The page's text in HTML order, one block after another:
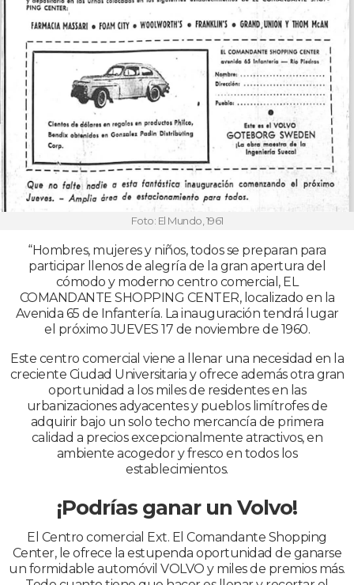
Foto: El Mundo, 1961
“Hombres, mujeres y niños, todos se preparan para
participar llenos de alegría de la gran apertura del
cómodo y moderno centro comercial, EL
COMANDANTE SHOPPING CENTER, localizado en la
Avenida 65 de Infantería. La inauguración tendrá lugar
el próximo JUEVES 17 de noviembre de 1960.
Este centro comercial viene a llenar una necesidad en la
creciente Ciudad Universitaria y ofrece además otra gran
oportunidad a los miles de residentes en las
urbanizaciones adyacentes y pueblos limítrofes de
adquirir bajo un solo techo mercancía de primera
calidad a precios excepcionalmente atractivos, en
ambiente acogedor y fresco en todos los
establecimientos.
¡Podrías ganar un Volvo!
El Centro comercial Ext. El Comandante Shopping
Center, le ofrece la estupenda oportunidad de ganarse
un formidable automóvil VOLVO y miles de premios más.